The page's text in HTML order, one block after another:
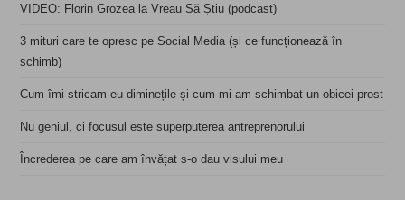
VIDEO: Florin Grozea la Vreau Să Știu (podcast)
3 mituri care te opresc pe Social Media (și ce funcționează în
schimb)
Cum îmi stricam eu diminețile și cum mi-am schimbat un obicei prost
Nu geniul, ci focusul este superputerea antreprenorului
Încrederea pe care am învățat s-o dau visului meu